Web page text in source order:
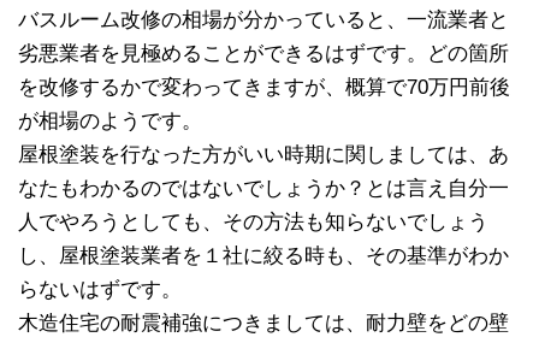
バスルーム改修の相場が分かっていると、一流業者と
劣悪業者を見極めることができるはずです。どの箇所
を改修するかで変わってきますが、概算で70万円前後
が相場のようです。
屋根塗装を行なった方がいい時期に関しましては、あ
なたもわかるのではないでしょうか？とは言え自分一
人でやろうとしても、その方法も知らないでしょう
し、屋根塗装業者を１社に絞る時も、その基準がわか
らないはずです。
木造住宅の耐震補強につきましては、耐力壁をどの壁